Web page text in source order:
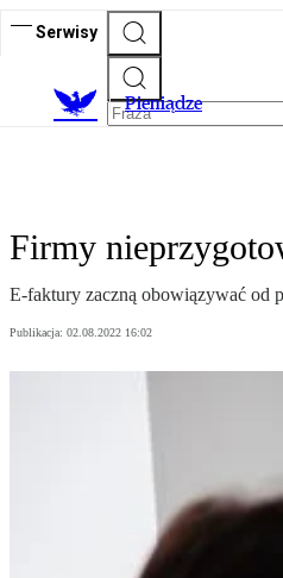
Serwisy
Pieniądze
Firmy
E-faktury zaczną obowiązywać od
Publikacja: 02.08.2022 16:02